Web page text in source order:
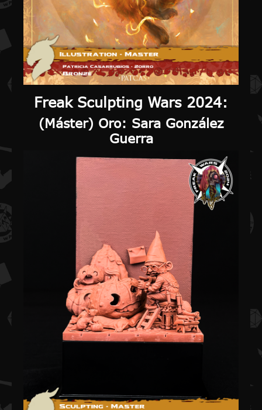
Freak Sculpting Wars 2024:
(Máster) Oro: Sara González
Guerra